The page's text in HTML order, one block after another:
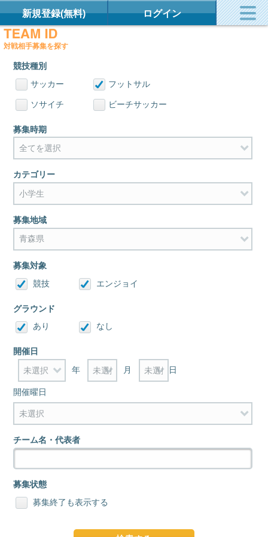
新規登録(無料) ログイン
対戦相手募集を探す
競技種別
サッカー
フットサル
ソサイチ ビーチサッカー
募集時期
カテゴリー
募集地域
募集対象
競技
エンジョイ
グラウンド
あり
なし
開催日
年
月 日
開催曜日
チーム名・代表者
募集状態
募集終了も表示する